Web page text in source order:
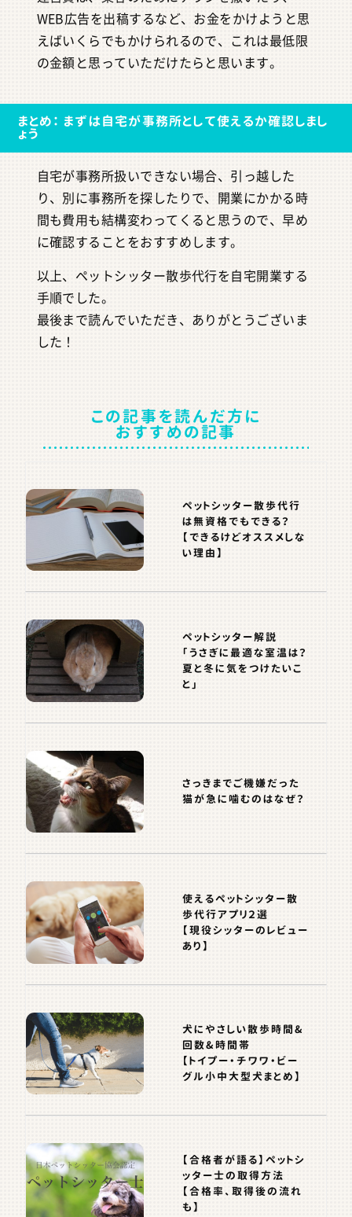
WEB広告を出稿するなど、お金をかけようと思
えばいくらでもかけられるので、これは最低限
の金額と思っていただけたらと思います。
まとめ： まずは自宅が事務所として使えるか確認しまし
ょう
自宅が事務所扱いできない場合、引っ越した
り、別に事務所を探したりで、開業にかかる時
間も費用も結構変わってくると思うので、早め
に確認することをおすすめします。
以上、ペットシッター散歩代行を自宅開業する
手順でした。
最後まで読んでいただき、ありがとうございま
した！
この記事を読んだ方に
おすすめの記事
ペットシッター散歩代行
は無資格でもできる？
【できるけどオススメしな
い理由】
ペットシッター解説
「うさぎに最適な室温は？
夏と冬に気をつけたいこ
と」
さっきまでご機嫌だった
猫が急に噛むのはなぜ？
使えるペットシッター散
歩代行アプリ２選
【現役シッターのレビュー
あり】
犬にやさしい散歩時間&
回数&時間帯
【トイプー・チワワ・ビー
グル小中大型犬まとめ】
【合格者が語る】ペットシ
ッター士の取得方法
【合格率、取得後の流れ
も】